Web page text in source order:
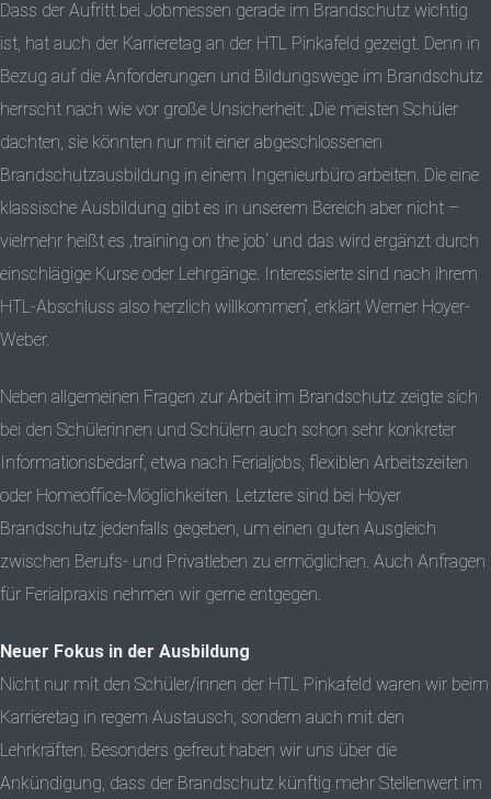
Dass der Aufritt bei Jobmessen gerade im Brandschutz wichtig
ist, hat auch der Karrieretag an der HTL Pinkafeld gezeigt. Denn in
Bezug auf die Anforderungen und Bildungswege im Brandschutz
herrscht nach wie vor große Unsicherheit: „Die meisten Schüler
dachten, sie könnten nur mit einer abgeschlossenen
Brandschutzausbildung in einem Ingenieurbüro arbeiten. Die eine
klassische Ausbildung gibt es in unserem Bereich aber nicht –
vielmehr heißt es ‚training on the job‘ und das wird ergänzt durch
einschlägige Kurse oder Lehrgänge. Interessierte sind nach ihrem
HTL-Abschluss also herzlich willkommen“, erklärt Werner Hoyer-
Weber.
Neben allgemeinen Fragen zur Arbeit im Brandschutz zeigte sich
bei den Schülerinnen und Schülern auch schon sehr konkreter
Informationsbedarf, etwa nach Ferialjobs, flexiblen Arbeitszeiten
oder Homeoffice-Möglichkeiten. Letztere sind bei Hoyer
Brandschutz jedenfalls gegeben, um einen guten Ausgleich
zwischen Berufs- und Privatleben zu ermöglichen. Auch Anfragen
für Ferialpraxis nehmen wir gerne entgegen.
Neuer Fokus in der Ausbildung
Nicht nur mit den Schüler/innen der HTL Pinkafeld waren wir beim
Karrieretag in regem Austausch, sondern auch mit den
Lehrkräften. Besonders gefreut haben wir uns über die
Ankündigung, dass der Brandschutz künftig mehr Stellenwert im